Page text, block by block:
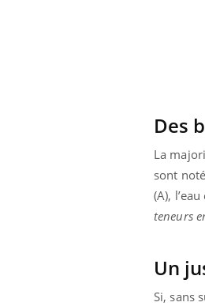
Des
La
sont
(A),
teneurs
Un
Si, sans
même alopécie…
carence en fer